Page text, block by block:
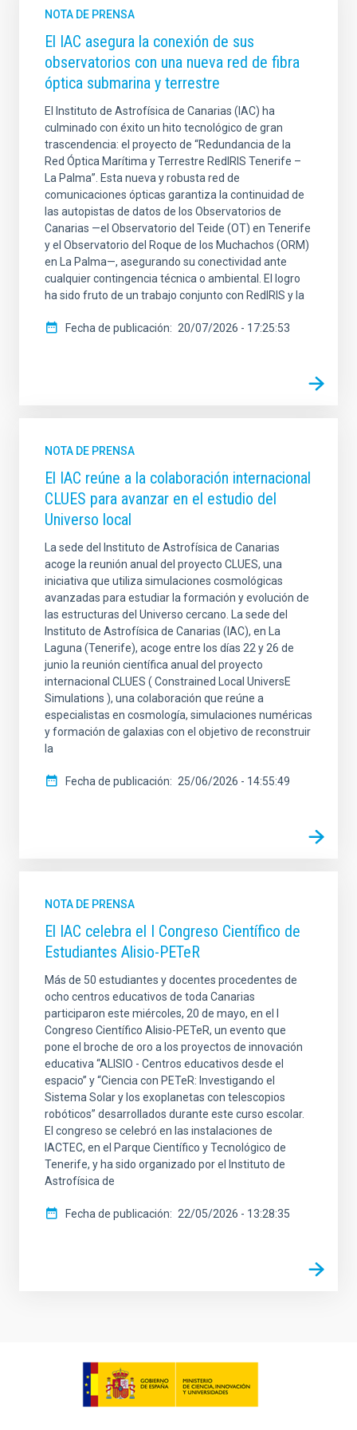
NOTA DE PRENSA
El IAC asegura la conexión de sus
observatorios con una nueva red de fibra
óptica submarina y terrestre
El Instituto de Astrofísica de Canarias (IAC) ha
culminado con éxito un hito tecnológico de gran
trascendencia: el proyecto de “Redundancia de la
Red Óptica Marítima y Terrestre RedIRIS Tenerife –
La Palma”. Esta nueva y robusta red de
comunicaciones ópticas garantiza la continuidad de
las autopistas de datos de los Observatorios de
Canarias —el Observatorio del Teide (OT) en Tenerife
y el Observatorio del Roque de los Muchachos (ORM)
en La Palma—, asegurando su conectividad ante
cualquier contingencia técnica o ambiental. El logro
ha sido fruto de un trabajo conjunto con RedIRIS y la
Fecha de publicación 20/07/2026 - 17:25:53
NOTA DE PRENSA
El IAC reúne a la colaboración internacional
CLUES para avanzar en el estudio del
Universo local
La sede del Instituto de Astrofísica de Canarias
acoge la reunión anual del proyecto CLUES, una
iniciativa que utiliza simulaciones cosmológicas
avanzadas para estudiar la formación y evolución de
las estructuras del Universo cercano. La sede del
Instituto de Astrofísica de Canarias (IAC), en La
Laguna (Tenerife), acoge entre los días 22 y 26 de
junio la reunión científica anual del proyecto
internacional CLUES ( Constrained Local UniversE
Simulations ), una colaboración que reúne a
especialistas en cosmología, simulaciones numéricas
y formación de galaxias con el objetivo de reconstruir
la
Fecha de publicación 25/06/2026 - 14:55:49
NOTA DE PRENSA
El IAC celebra el I Congreso Científico de
Estudiantes Alisio-PETeR
Más de 50 estudiantes y docentes procedentes de
ocho centros educativos de toda Canarias
participaron este miércoles, 20 de mayo, en el I
Congreso Científico Alisio-PETeR, un evento que
pone el broche de oro a los proyectos de innovación
educativa “ALISIO - Centros educativos desde el
espacio” y “Ciencia con PETeR: Investigando el
Sistema Solar y los exoplanetas con telescopios
robóticos” desarrollados durante este curso escolar.
El congreso se celebró en las instalaciones de
IACTEC, en el Parque Científico y Tecnológico de
Tenerife, y ha sido organizado por el Instituto de
Astrofísica de
Fecha de publicación 22/05/2026 - 13:28:35